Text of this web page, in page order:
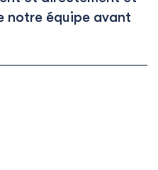
notre équipe avant